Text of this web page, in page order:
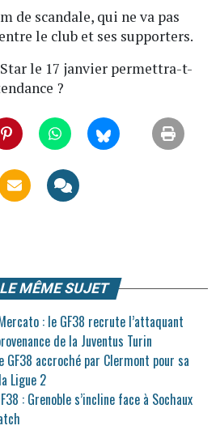
de scandale, qui ne va pas
le club et ses supporters.
le 17 janvier permettra-t-
?
MÊME SUJET
: le GF38 recrute l’attaquant
de la Juventus Turin
GF38 accroché par Clermont pour sa
Ligue 2
: Grenoble s’incline face à Sochaux